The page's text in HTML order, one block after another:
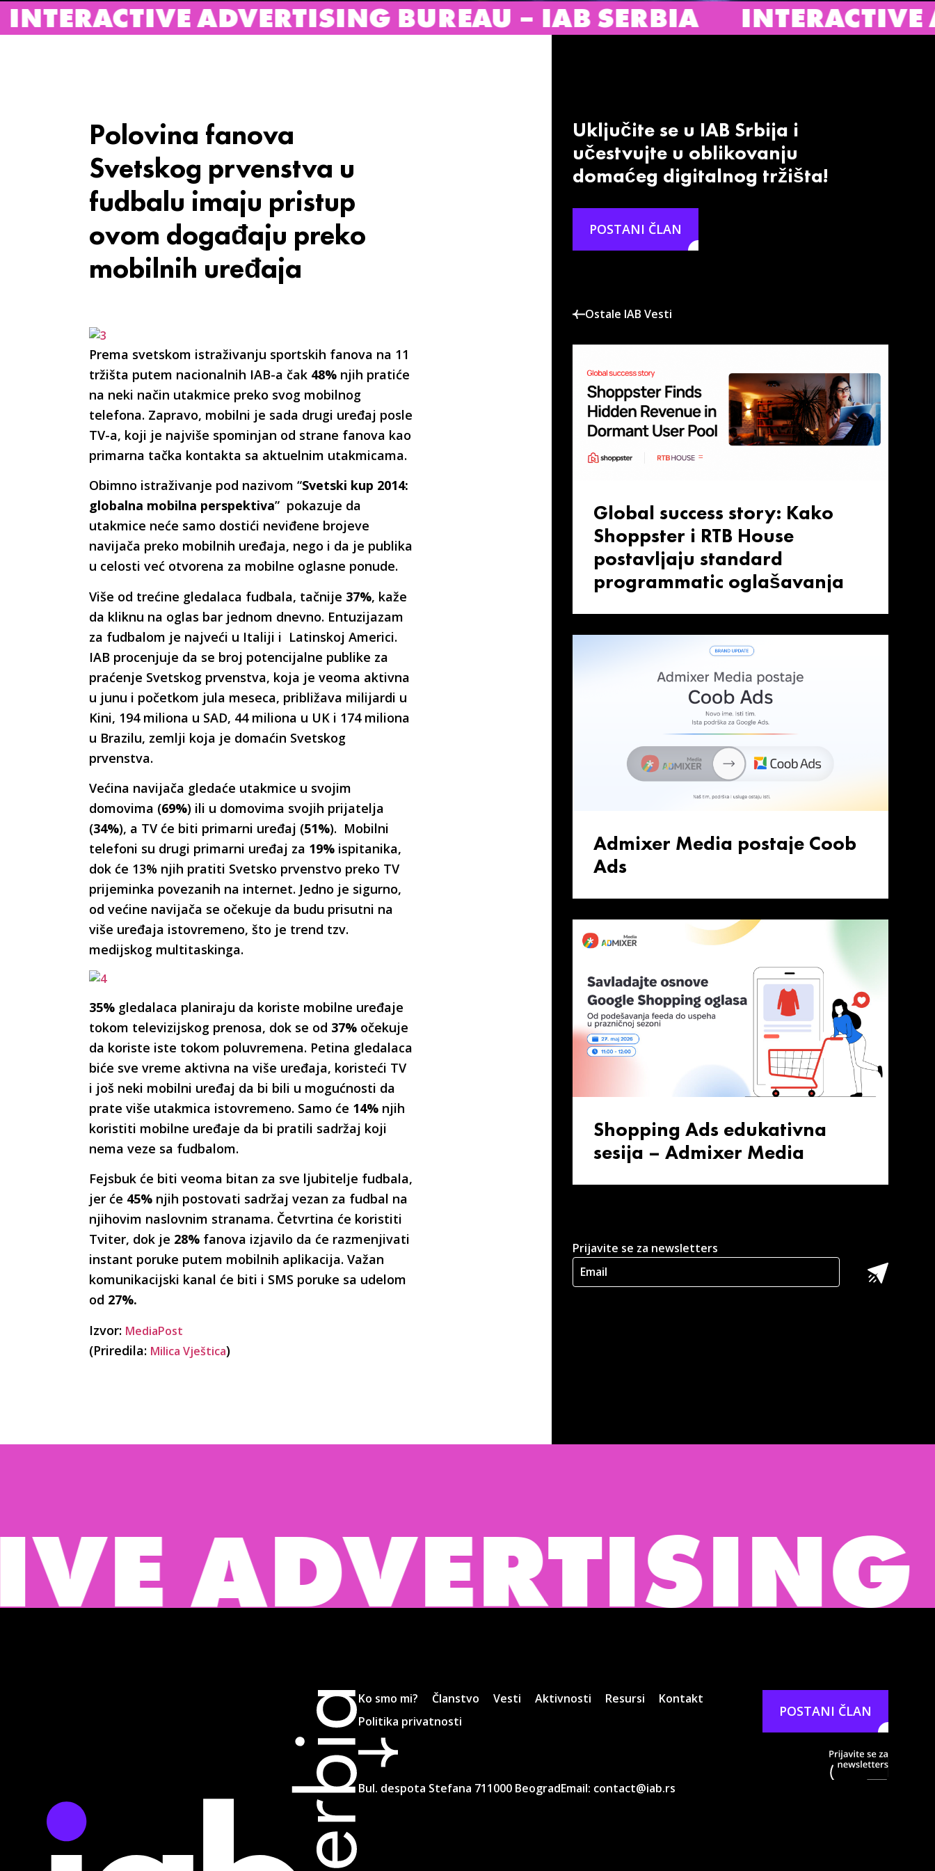
ADVERTISING BUREAU – IAB SERBIA INTERACTIVE
Polovina fanova
Svetskog prvenstva u
fudbalu imaju pristup
ovom događaju preko
mobilnih uređaja
Prema svetskom istraživanju sportskih fanova na 11
tržišta putem nacionalnih IAB-a čak 48%njih pratiće
na neki način utakmice preko svog mobilnog
telefona. Zapravo, mobilni je sada drugi uređaj posle
TV-a, koji je najviše spominjan od strane fanova kao
primarna tačka kontakta sa aktuelnim utakmicama.
Obimno istraživanje pod nazivom “Svetski kup 2014:
globalna mobilna perspektiva” pokazuje da
utakmice neće samo dostići neviđene brojeve
navijača preko mobilnih uređaja, nego i da je publika
u celosti već otvorena za mobilne oglasne ponude.
Više od trećine gledalaca fudbala, tačnije 37%, kaže
da kliknu na oglas bar jednom dnevno. Entuzijazam
za fudbalom je najveći u Italiji i Latinskoj Americi.
IAB procenjuje da se broj potencijalne publike za
praćenje Svetskog prvenstva, koja je veoma aktivna
u junu i početkom jula meseca, približava milijardi u
Kini, 194 miliona u SAD, 44 miliona u UK i 174 miliona
u Brazilu, zemlji koja je domaćin Svetskog
prvenstva.
Većina navijača gledaće utakmice u svojim
domovima (69%) ili u domovima svojih prijatelja
(34%), a TV će biti primarni uređaj (51%). Mobilni
telefoni su drugi primarni uređaj za 19%ispitanika,
dok će 13% njih pratiti Svetsko prvenstvo preko TV
prijeminka povezanih na internet. Jedno je sigurno,
od većine navijača se očekuje da budu prisutni na
više uređaja istovremeno, što je trend tzv.
medijskog multitaskinga.
35%gledalaca planiraju da koriste mobilne uređaje
tokom televizijskog prenosa, dok se od 37%očekuje
da koriste iste tokom poluvremena. Petina gledalaca
biće sve vreme aktivna na više uređaja, koristeći TV
i još neki mobilni uređaj da bi bili u mogućnosti da
prate više utakmica istovremeno. Samo će 14%njih
koristiti mobilne uređaje da bi pratili sadržaj koji
nema veze sa fudbalom.
Fejsbuk će biti veoma bitan za sve ljubitelje fudbala,
jer će 45%njih postovati sadržaj vezan za fudbal na
njihovim naslovnim stranama. Četvrtina će koristiti
Tviter, dok je 28%fanova izjavilo da će razmenjivati
instant poruke putem mobilnih aplikacija. Važan
komunikacijski kanal će biti i SMS poruke sa udelom
od 27%.
Izvor: MediaPost
(Priredila: Milica Vještica)
Uključite se u IAB Srbija i
učestvujte u oblikovanju
domaćeg digitalnog tržišta!
POSTANI ČLAN
Ostale IAB Vesti
Global success story: Kako
Shoppster i RTB House
postavljaju standard
programmatic oglašavanja
Admixer Media postaje Coob
Ads
Shopping Ads edukativna
sesija – Admixer Media
Prijavite se za newsletters
Ko smo mi? Članstvo Vesti Aktivnosti Resursi
Kontakt
Politika privatnosti
POSTANI ČLAN
Bul. despota Stefana 711000 BeogradEmail: contact@iab.rs